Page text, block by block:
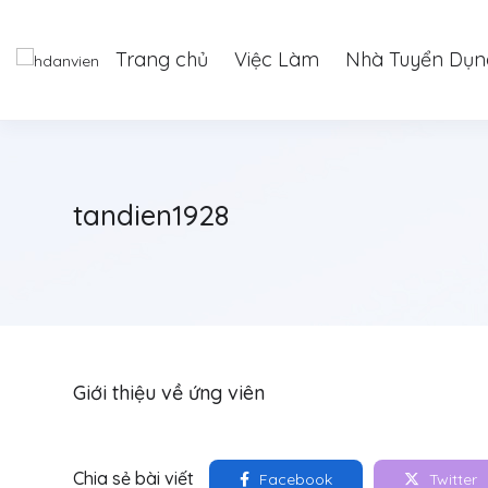
Trang chủ Việc Làm Nhà Tuyển
tandien1928
Giới thiệu về ứng viên
Chia sẻ bài viết Facebook Twitter